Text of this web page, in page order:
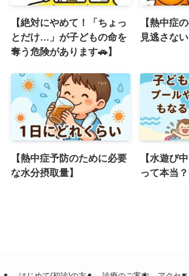
【絶対にやめて！「ちょっ
とだけ…」が子どもの命を
奪う危険があります🚗】
【熱中症
見逃さない
【熱中症予防のために必要
な水分摂取量】
【水遊び
って本当？